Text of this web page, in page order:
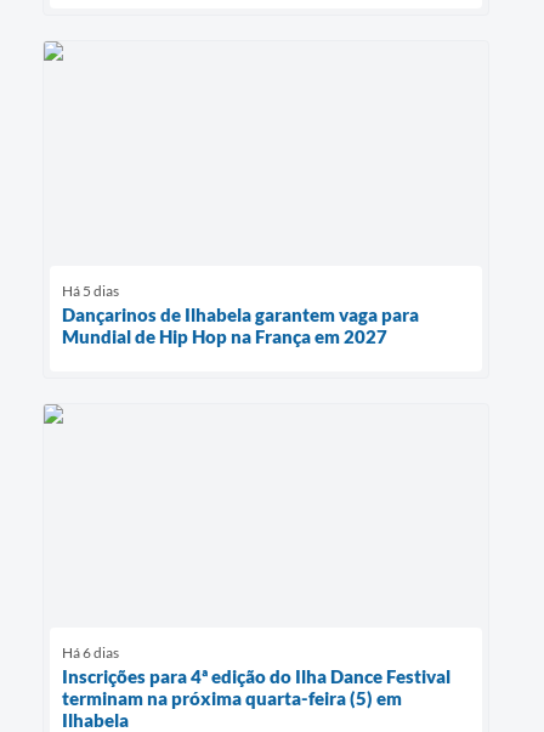
Há 5 dias
Dançarinos de Ilhabela garantem vaga para
Mundial de Hip Hop na França em 2027
Há 6 dias
Inscrições para 4ª edição do Ilha Dance Festival
terminam na próxima quarta-feira (5) em
Ilhabela